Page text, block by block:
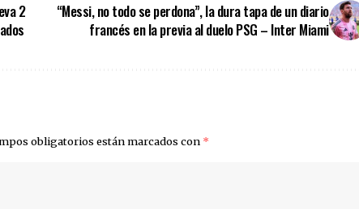
2
“Messi, no todo se perdona”, la dura tapa de un diario
francés en la previa al duelo PSG – Inter Miami
obligatorios están marcados con *